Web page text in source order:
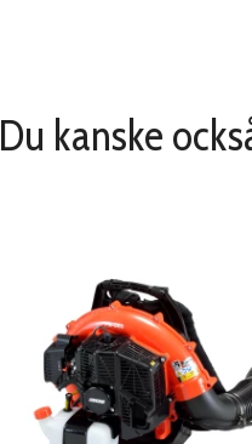
Du kanske